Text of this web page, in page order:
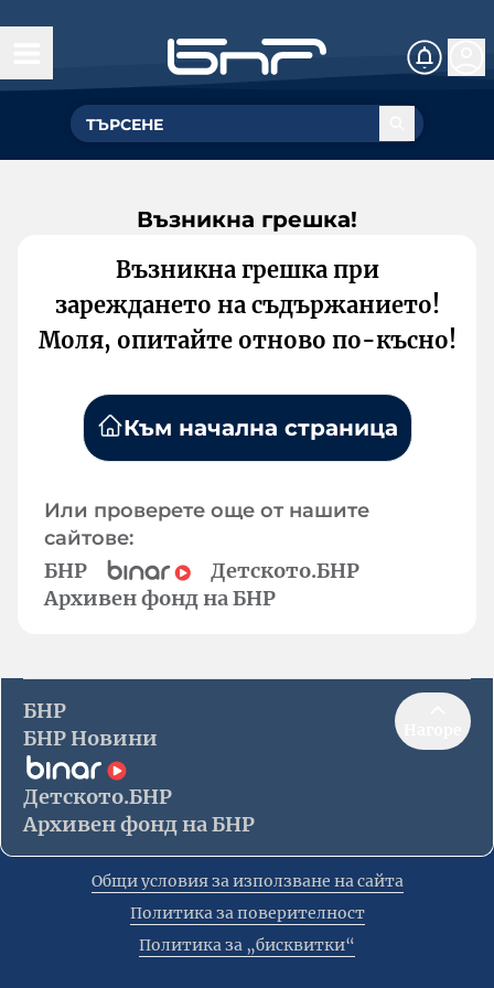
Възникна грешка!
Възникна грешка при
зареждането на съдържанието!
Моля, опитайте отново по-късно!
Към начална страница
Или проверете още от нашите
сайтове:
БНР
Детското.БНР
Архивен фонд на БНР
БНР
БНР Новини
Детското.БНР
Архивен фонд на БНР
Общи условия за използване на сайта
Политика за поверителност
Политика за „бисквитки“